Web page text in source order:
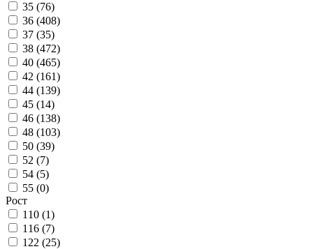
35 (76)
36 (408)
37 (35)
38 (472)
40 (465)
42 (161)
44 (139)
45 (14)
46 (138)
48 (103)
50 (39)
52 (7)
54 (5)
55 (0)
Рост
110 (1)
116 (7)
122 (25)